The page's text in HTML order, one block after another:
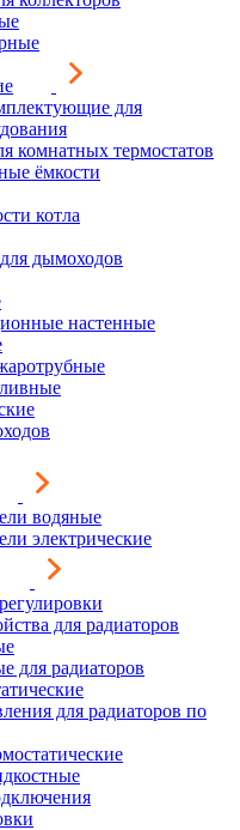
для
комнатных термостатов
ёмкости
котла
дымоходов
настенные
водяные
электрические
для радиаторов
для радиаторов
для радиаторов по